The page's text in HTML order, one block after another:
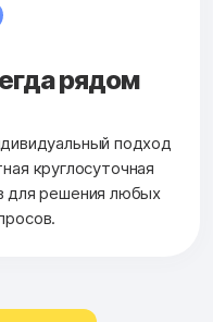
рядом
подход
круглосуточная
для решения любых